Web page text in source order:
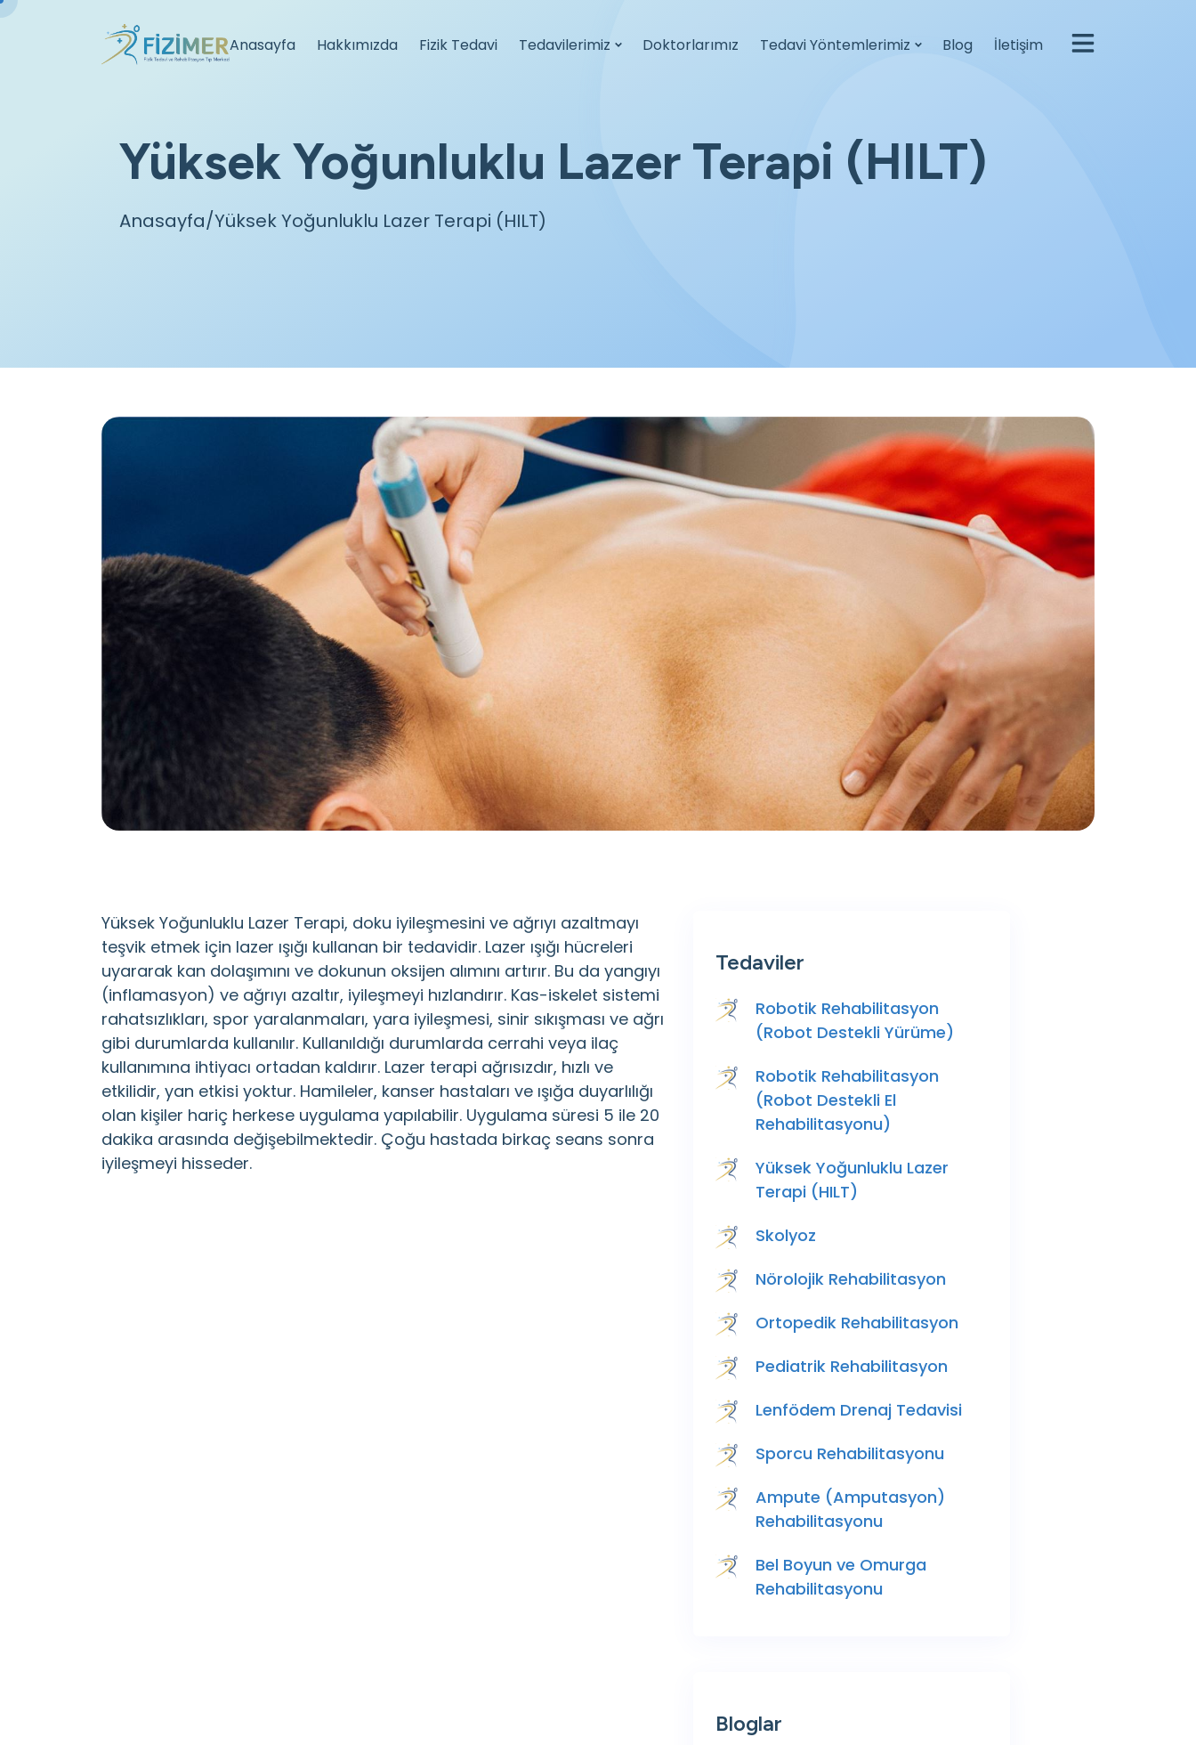
Anasayfa Hakkımızda Fizik Tedavi Tedavilerimiz Doktorlarımız Tedavi Yöntemlerimiz Blog İletişim
Yüksek Yoğunluklu Lazer Terapi (HILT)
Anasayfa/Yüksek Yoğunluklu Lazer Terapi (HILT)
Yüksek Yoğunluklu Lazer Terapi, doku iyileşmesini ve ağrıyı azaltmayı
teşvik etmek için lazer ışığı kullanan bir tedavidir. Lazer ışığı hücreleri
uyararak kan dolaşımını ve dokunun oksijen alımını artırır. Bu da yangıyı
(inflamasyon) ve ağrıyı azaltır, iyileşmeyi hızlandırır. Kas-iskelet sistemi
rahatsızlıkları, spor yaralanmaları, yara iyileşmesi, sinir sıkışması ve ağrı
gibi durumlarda kullanılır. Kullanıldığı durumlarda cerrahi veya ilaç
kullanımına ihtiyacı ortadan kaldırır. Lazer terapi ağrısızdır, hızlı ve
etkilidir, yan etkisi yoktur. Hamileler, kanser hastaları ve ışığa duyarlılığı
olan kişiler hariç herkese uygulama yapılabilir. Uygulama süresi 5 ile 20
dakika arasında değişebilmektedir. Çoğu hastada birkaç seans sonra
iyileşmeyi hisseder.
Tedaviler
Robotik Rehabilitasyon
(Robot Destekli Yürüme)
Robotik Rehabilitasyon
(Robot Destekli El
Rehabilitasyonu)
Yüksek Yoğunluklu Lazer
Terapi (HILT)
Skolyoz
Nörolojik Rehabilitasyon
Ortopedik Rehabilitasyon
Pediatrik Rehabilitasyon
Lenfödem Drenaj Tedavisi
Sporcu Rehabilitasyonu
Ampute (Amputasyon)
Rehabilitasyonu
Bel Boyun ve Omurga
Rehabilitasyonu
Bloglar